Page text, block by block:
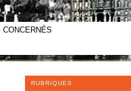
CONCERNÉS
RUBRIQUES